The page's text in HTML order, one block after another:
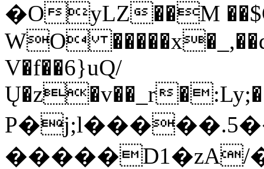
�OyLZ��M
WO
V�f��6}uQ/
Ų�z�v��_r